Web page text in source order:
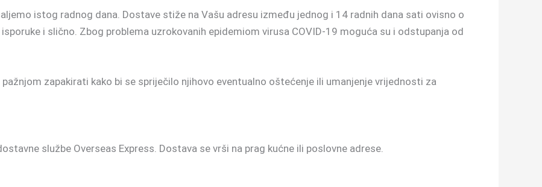
istog radnog dana. Dostave stiže na Vašu adresu između jednog i 14 radnih dana sati ovisno o
i slično. Zbog problema uzrokovanih epidemiom virusa COVID-19 moguća su i odstupanja od
zapakirati kako bi se spriječilo njihovo eventualno oštećenje ili umanjenje vrijednosti za
službe Overseas Express. Dostava se vrši na prag kućne ili poslovne adrese.